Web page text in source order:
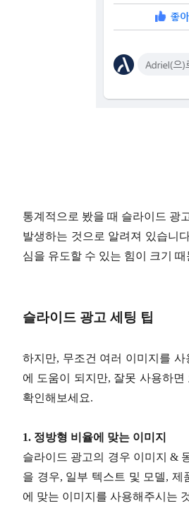
통계적으로 봤을 때 슬라이드 광
발생하는 것으로 알려져 있습니
심을 유도할 수 있는 힘이 크기 때
슬라이드 광고 세팅 팁
하지만, 무조건 여러 이미지를
에 도움이 되지만, 잘못 사용하
확인해보세요.
1. 정방형 비율에 맞는 이미지
슬라이드 광고의 경우 이미지 &
을 경우, 일부 텍스트 및 모델,
에 맞는 이미지를 사용해주시는